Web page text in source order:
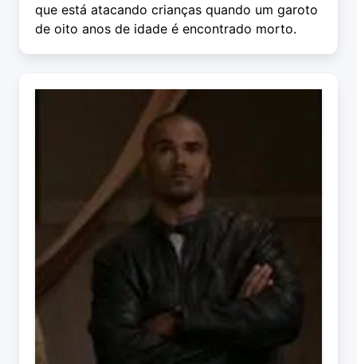
que está atacando crianças quando um garoto
de oito anos de idade é encontrado morto.